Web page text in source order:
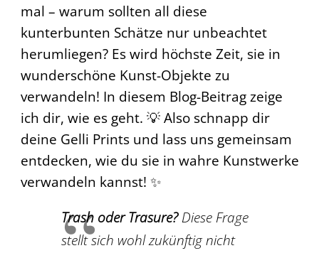
mal – warum sollten all diese
kunterbunten Schätze nur unbeachtet
herumliegen? Es wird höchste Zeit, sie in
wunderschöne Kunst-Objekte zu
verwandeln! In diesem Blog-Beitrag zeige
ich dir, wie es geht. 💡 Also schnapp dir
deine Gelli Prints und lass uns gemeinsam
entdecken, wie du sie in wahre Kunstwerke
verwandeln kannst! ✨
Trash oder Trasure?Diese Frage
stellt sich wohl zukünftig nicht